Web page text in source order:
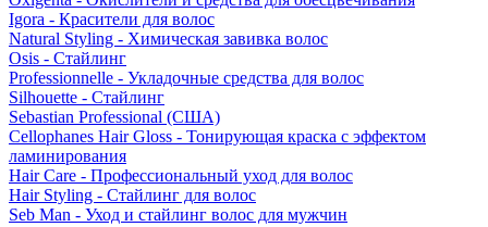
Igora - Красители для волос
Natural Styling - Химическая завивка волос
Osis - Стайлинг
Professionnelle - Укладочные средства для волос
Silhouette - Стайлинг
Sebastian Professional (США)
Cellophanes Hair Gloss - Тонирующая краска с эффектом
ламинирования
Hair Care - Профессиональный уход для волос
Hair Styling - Стайлинг для волос
Seb Man - Уход и стайлинг волос для мужчин